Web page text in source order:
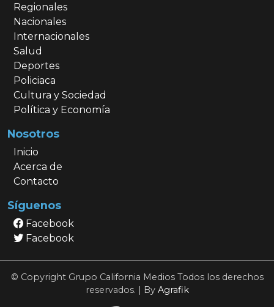
Regionales
Nacionales
Internacionales
Salud
Deportes
Policiaca
Cultura y Sociedad
Política y Economía
Nosotros
Inicio
Acerca de
Contacto
Síguenos
Facebook
Facebook
© Copyright Grupo California Medios Todos los derechos
reservados. | By Agrafik